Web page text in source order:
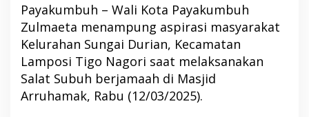
Payakumbuh – Wali Kota Payakumbuh
Zulmaeta menampung aspirasi masyarakat
Kelurahan Sungai Durian, Kecamatan
Lamposi Tigo Nagori saat melaksanakan
Salat Subuh berjamaah di Masjid
Arruhamak, Rabu (12/03/2025).